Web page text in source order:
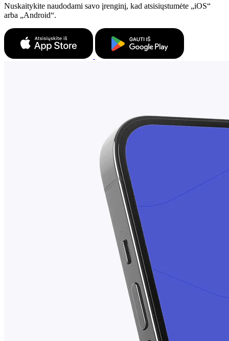
Nuskaitykite naudodami savo įrenginį, kad atsisiųstumėte „iOS“
arba „Android“.